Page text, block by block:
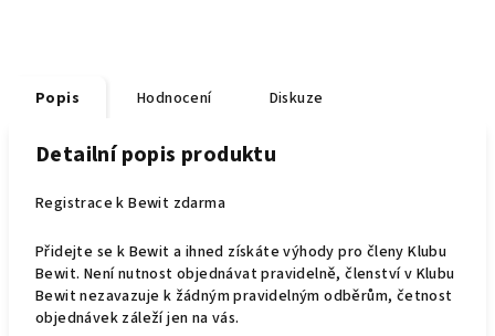
Popis Hodnocení Diskuze
Detailní popis produktu
Registrace k Bewit zdarma
Přidejte se k Bewit a ihned získáte výhody pro členy Klubu
Bewit. Není nutnost objednávat pravidelně, členství v Klubu
Bewit nezavazuje k žádným pravidelným odběrům, četnost
objednávek záleží jen na vás.